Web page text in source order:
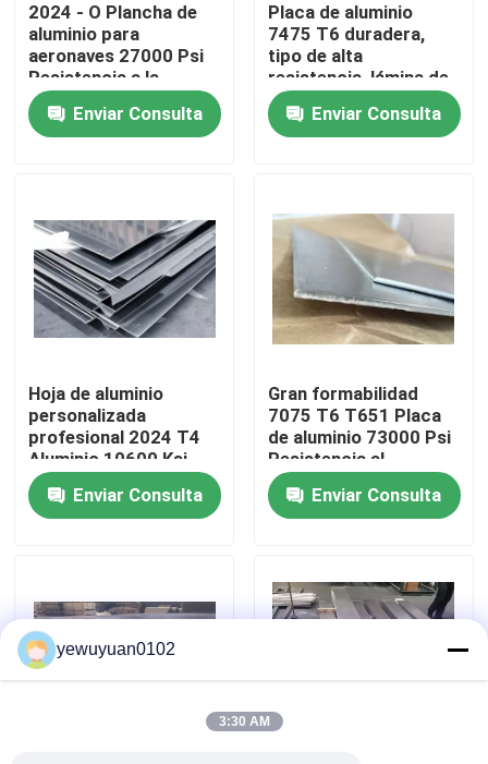
Hogar
Videos
VR Show
Sobre nosotros
Viaje de la fábrica
Éntrenos en contacto con
Noticias
2024 - O Plancha de
aluminio para
aeronaves 27000 Psi
Resistencia a la
tracción Larga vida
útil
Enviar Consulta
Placa de aluminio
7475 T6 duradera,
tipo de alta
resistencia, lámina de
aluminio 7475
Enviar Consulta
Hoja de aluminio
personalizada
profesional 2024 T4
Aluminio 10600 Ksi
Módulo de elasticidad
Enviar Consulta
Gran formabilidad
7075 T6 T651 Placa
de aluminio 73000 Psi
Resistencia al
rendimiento
Enviar Consulta
yewuyuan0102
3:30 AM